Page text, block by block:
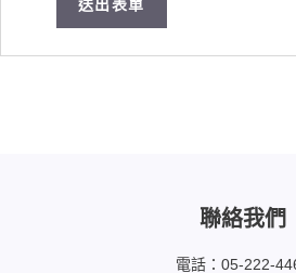
送出表單
聯絡我們
電話：05-222-